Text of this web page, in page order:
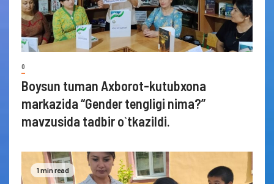
0
Boysun tuman Axborot-kutubxona
markazida “Gender tengligi nima?”
mavzusida tadbir o`tkazildi.
1 min read